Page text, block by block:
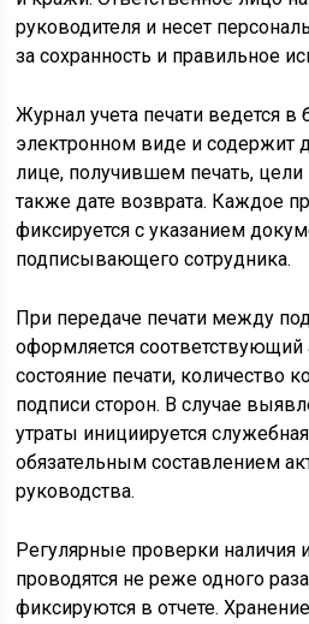
руководителя и несет
за сохранность и правильное
Журнал учета печати ведется
электронном виде и содержит
лице, получившем печать, цели
также дате возврата. Каждое
фиксируется с указанием
подписывающего сотрудника.
При передаче печати между
оформляется соответствующий
состояние печати, количество
подписи сторон. В случае
утраты инициируется
обязательным составлением
руководства.
Регулярные проверки наличия
проводятся не реже одного
фиксируются в отчете.